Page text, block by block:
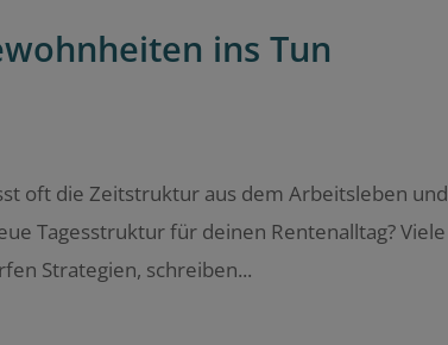
ins Tun
oft die Zeitstruktur aus dem Arbeitsleben und
Tagesstruktur für deinen Rentenalltag? Viele
Strategien, schreiben...